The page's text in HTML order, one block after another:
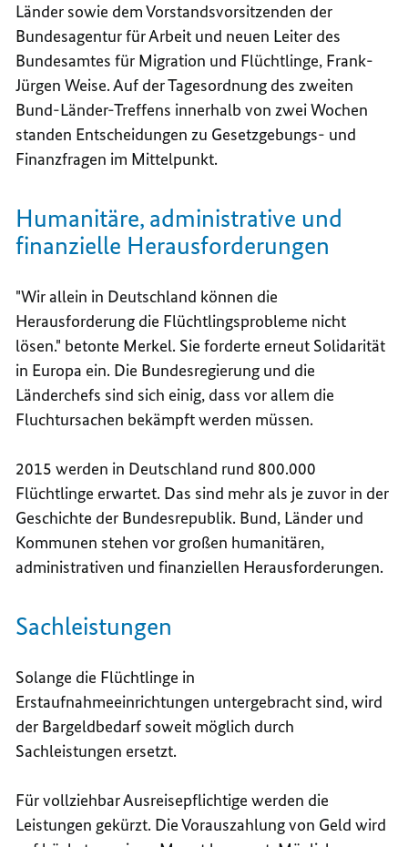
Länder sowie dem Vorstandsvorsitzenden der
Bundesagentur für Arbeit und neuen Leiter des
Bundesamtes für Migration und Flüchtlinge, Frank-
Jürgen Weise. Auf der Tagesordnung des zweiten
Bund-Länder-Treffens innerhalb von zwei Wochen
standen Entscheidungen zu Gesetzgebungs- und
Finanzfragen im Mittelpunkt.
Humanitäre, administrative und
finanzielle Herausforderungen
"Wir allein in Deutschland können die
Herausforderung die Flüchtlingsprobleme nicht
lösen." betonte Merkel. Sie forderte erneut Solidarität
in Europa ein. Die Bundesregierung und die
Länderchefs sind sich einig, dass vor allem die
Fluchtursachen bekämpft werden müssen.
2015 werden in Deutschland rund 800.000
Flüchtlinge erwartet. Das sind mehr als je zuvor in der
Geschichte der Bundesrepublik. Bund, Länder und
Kommunen stehen vor großen humanitären,
administrativen und finanziellen Herausforderungen.
Sachleistungen
Solange die Flüchtlinge in
Erstaufnahmeeinrichtungen untergebracht sind, wird
der Bargeldbedarf soweit möglich durch
Sachleistungen ersetzt.
Für vollziehbar Ausreisepflichtige werden die
Leistungen gekürzt. Die Vorauszahlung von Geld wird